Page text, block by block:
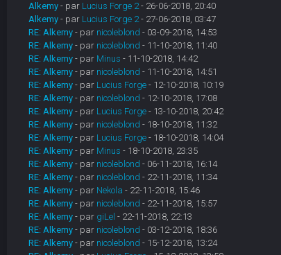
Alkemy - par Lucius Forge 2- 26-06-2018, 20:40
Alkemy - par Lucius Forge 2- 27-06-2018, 03:47
RE: Alkemy - par nicoleblond - 03-09-2018, 14:53
RE: Alkemy - par nicoleblond - 11-10-2018, 11:40
RE: Alkemy - par Minus - 11-10-2018, 14:42
RE: Alkemy - par nicoleblond - 11-10-2018, 14:51
RE: Alkemy - par Lucius Forge- 12-10-2018, 10:19
RE: Alkemy - par nicoleblond - 12-10-2018, 17:08
RE: Alkemy - par Lucius Forge- 13-10-2018, 20:42
RE: Alkemy - par nicoleblond - 18-10-2018, 11:32
RE: Alkemy - par Lucius Forge- 18-10-2018, 14:04
RE: Alkemy - par Minus - 18-10-2018, 23:35
RE: Alkemy - par nicoleblond - 06-11-2018, 16:14
RE: Alkemy - par nicoleblond - 22-11-2018, 11:34
RE: Alkemy - par Nekola - 22-11-2018, 15:46
RE: Alkemy - par nicoleblond - 22-11-2018, 15:57
RE: Alkemy - par giLel - 22-11-2018, 22:13
RE: Alkemy - par nicoleblond - 03-12-2018, 18:36
RE: Alkemy - par nicoleblond - 15-12-2018, 13:24